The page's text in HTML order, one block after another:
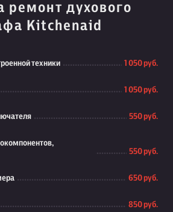
ремонт духового
Kitchenaid
техники 1 050 руб.
1 050 руб.
550 руб.
550 руб.
650 руб.
850 руб.